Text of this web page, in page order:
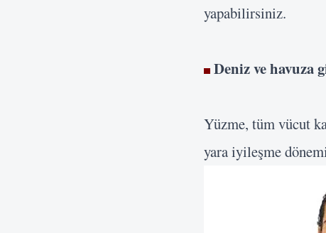
yapabilirsiniz.
Deniz ve havuza
Yüzme, tüm vücut
yara iyileşme